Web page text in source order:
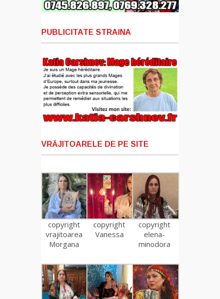
PUBLICITATE STRAINA
VRĂJITOARELE DE PE SITE
copyright
vrajitoarea
Morgana
copyright
Vanessa
copyright
elena-
minodora